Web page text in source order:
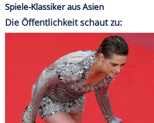
Spiele-Klassiker aus Asien
Die Öffentlichkeit schaut zu: